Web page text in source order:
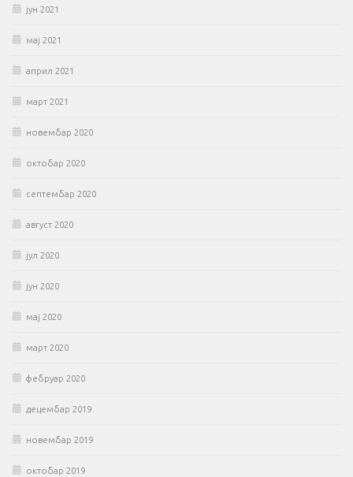
јун 2021
мај 2021
април 2021
март 2021
новембар 2020
октобар 2020
септембар 2020
август 2020
јул 2020
јун 2020
мај 2020
март 2020
фебруар 2020
децембар 2019
новембар 2019
октобар 2019